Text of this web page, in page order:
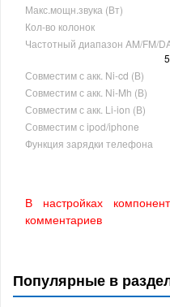
Макс.мощн.звука (Вт)
Кол-во колонок
Частотный диапазон AM/FM/
Совместим с акк. Ni-cd (В)
Совместим с акк. Ni-Mh (В)
Совместим с акк. Li-ion (В)
Совместим с ipod/iphone
Функция зарядки телефона
В настройках
комментариев
Популярные в